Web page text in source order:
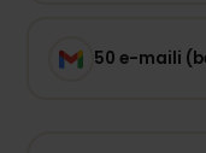
50 e-maili